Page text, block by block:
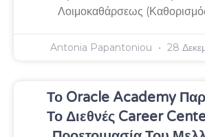
Λοιμοκαθάρσεως
Antonia Papantoniou 28
Το Oracle Academy
Το Διεθνές Career